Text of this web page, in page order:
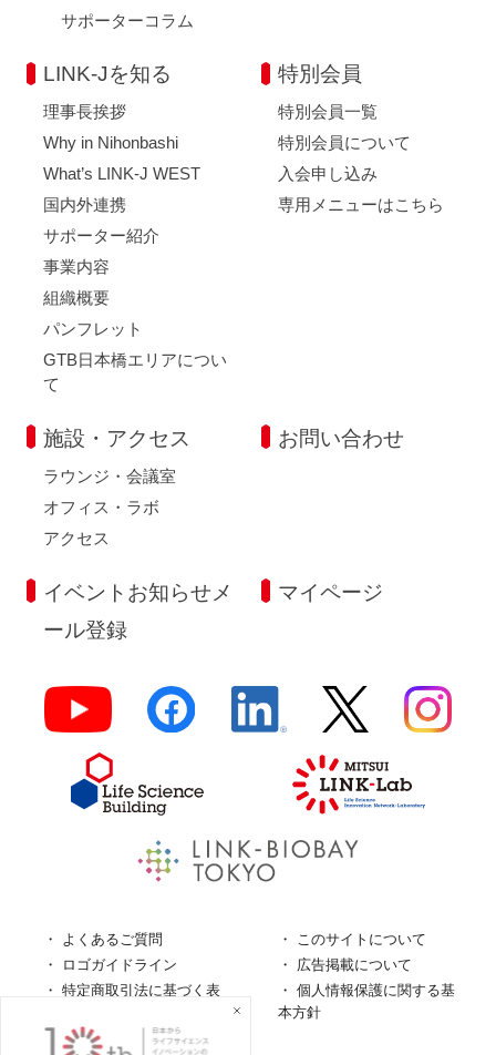
サポーターコラム
LINK-Jを知る
理事長挨拶
Why in Nihonbashi
What’s LINK-J WEST
国内外連携
サポーター紹介
事業内容
組織概要
パンフレット
GTB日本橋エリアについ
て
特別会員
特別会員一覧
特別会員について
入会申し込み
専用メニューはこちら
施設・アクセス
ラウンジ・会議室
オフィス・ラボ
アクセス
お問い合わせ
イベントお知らせメ
ール登録
マイページ
よくあるご質問
このサイトについて
ロゴガイドライン
広告掲載について
特定商取引法に基づく表
個人情報保護に関する基
本方針
個人情報の取扱について